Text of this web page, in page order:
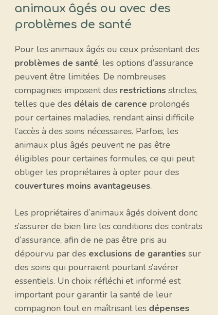
animaux âgés ou avec des
problèmes de santé
Pour les animaux âgés ou ceux présentant des
problèmes de santé, les options d’assurance
peuvent être limitées. De nombreuses
compagnies imposent des restrictions strictes,
telles que des délais de carence prolongés
pour certaines maladies, rendant ainsi difficile
l’accès à des soins nécessaires. Parfois, les
animaux plus âgés peuvent ne pas être
éligibles pour certaines formules, ce qui peut
obliger les propriétaires à opter pour des
couvertures moins avantageuses.
Les propriétaires d’animaux âgés doivent donc
s’assurer de bien lire les conditions des contrats
d’assurance, afin de ne pas être pris au
dépourvu par des exclusions de garanties sur
des soins qui pourraient pourtant s’avérer
essentiels. Un choix réfléchi et informé est
important pour garantir la santé de leur
compagnon tout en maîtrisant les dépenses